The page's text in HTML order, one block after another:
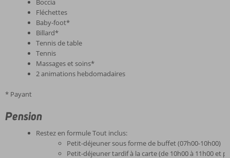
Boccia
Fléchettes
Baby-foot*
Billard*
Tennis de table
Tennis
Massages et soins*
2 animations hebdomadaires
* Payant
Pension
Restez en formule Tout inclus:
Petit-déjeuner sous forme de buffet (07h00-10h00)
Petit-déjeuner tardif à la carte (de 10h00 à 11h00 et